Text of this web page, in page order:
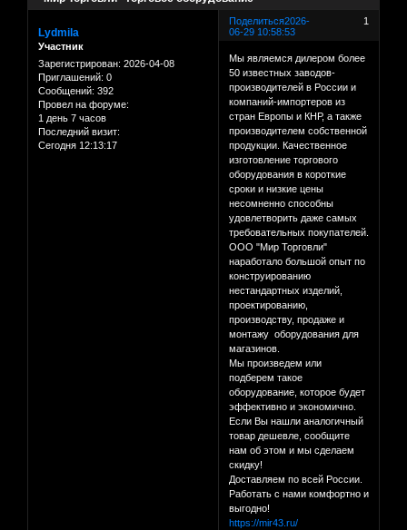
Поделиться 1
2026-
06-29 10:58:53
Lydmila
Участник
Зарегистрирован: 2026-04-08
Приглашений: 0
Сообщений: 392
Провел на форуме:
1 день 7 часов
Последний визит:
Сегодня 12:13:17
Мы являемся дилером более
50 известных заводов-
производителей в России и
компаний-импортеров из
стран Европы и КНР, а также
производителем собственной
продукции. Качественное
изготовление торгового
оборудования в короткие
сроки и низкие цены
несомненно способны
удовлетворить даже самых
требовательных покупателей.
ООО "Мир Торговли"
наработало большой опыт по
конструированию
нестандартных изделий,
проектированию,
производству, продаже и
монтажу оборудования для
магазинов.
Мы произведем или
подберем такое
оборудование, которое будет
эффективно и экономично.
Если Вы нашли аналогичный
товар дешевле, сообщите
нам об этом и мы сделаем
скидку!
Доставляем по всей России.
Работать с нами комфортно и
выгодно!
https://mir43.ru/